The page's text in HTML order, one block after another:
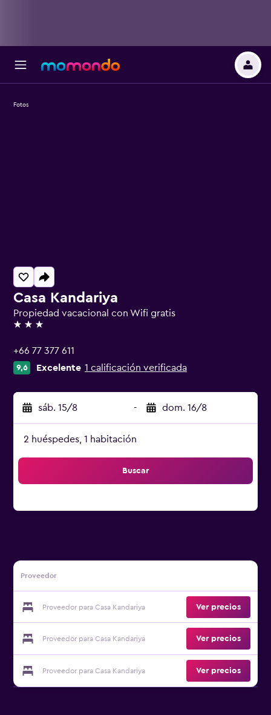
Casa Kandariya
Propiedad vacacional con Wifi gratis
3 estrellas
+66 77 377 611
9,6 Excelente 1 calificación verificada
sáb. 15/8 - dom. 16/8
2 huéspedes, 1 habitación
Buscar
Proveedor
Proveedor para Casa Kandariya Ver precios
Proveedor para Casa Kandariya Ver precios
Proveedor para Casa Kandariya Ver precios
Fotos